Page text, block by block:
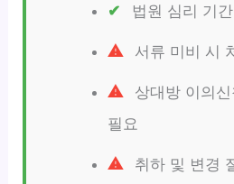
법원 심리 기
서류 미비 시
상대방 이의
필요
취하 및 변경